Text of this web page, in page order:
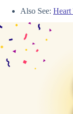
Also See: Heart